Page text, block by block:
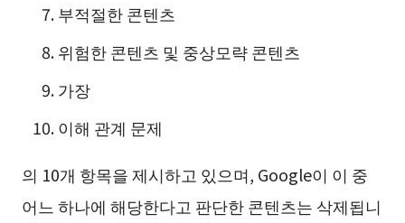
부적절한 콘텐츠
위험한 콘텐츠 및 중상모략 콘텐츠
가장
이해 관계 문제
의 10개 항목을 제시하고 있으며, Google이 이 중
어느 하나에 해당한다고 판단한 콘텐츠는 삭제됩니